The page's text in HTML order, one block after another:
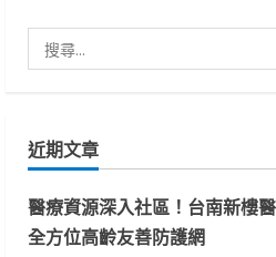
尋
字:
近期文章
醫療資源深入社區！台南新樓
全方位高齡友善防護網